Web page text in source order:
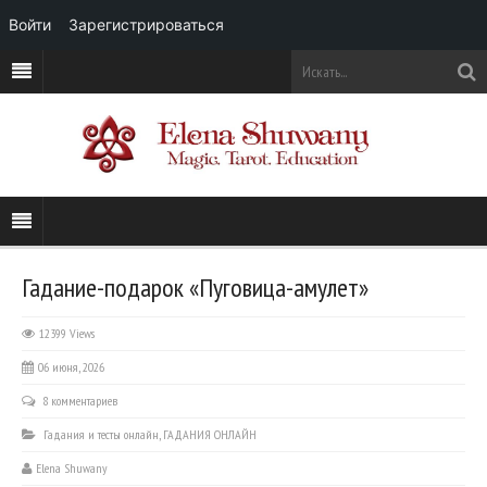
Гадание-подарок «Пуговица-амулет»
12399 Views
06 июня, 2026
8 комментариев
Гадания и тесты онлайн, ГАДАНИЯ ОНЛАЙН
Elena Shuwany
Войти Зарегистрироваться